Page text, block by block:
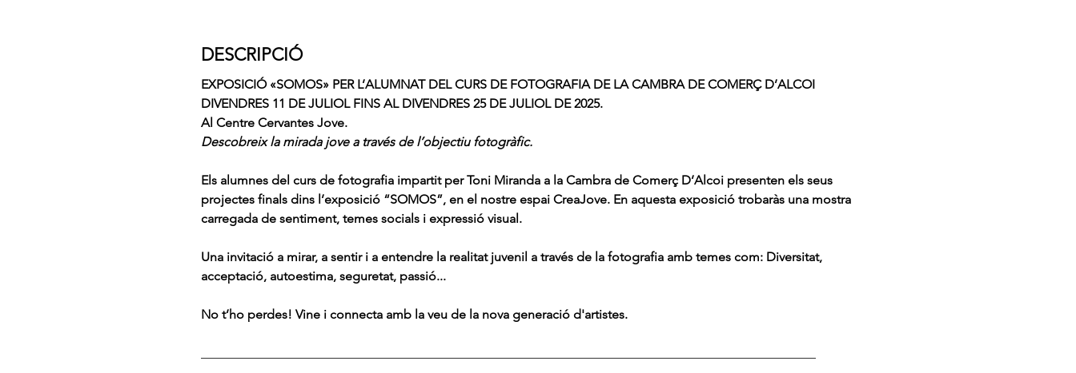
DESCRIPCIÓ
EXPOSICIÓ «SOMOS» PER L’ALUMNAT DEL CURS DE FOTOGRAFIA DE LA CAMBRA DE COMERÇ D’ALCOI
DIVENDRES 11 DE JULIOL FINS AL DIVENDRES 25 DE JULIOL DE 2025.
Al Centre Cervantes Jove.
Descobreix la mirada jove a través de l’objectiu fotogràfic.
Els alumnes del curs de fotografia impartit per Toni Miranda a la Cambra de Comerç D’Alcoi presenten els seus
projectes finals dins l’exposició “SOMOS”, en el nostre espai CreaJove. En aquesta exposició trobaràs una mostra
carregada de sentiment, temes socials i expressió visual.
Una invitació a mirar, a sentir i a entendre la realitat juvenil a través de la fotografia amb temes com: Diversitat,
acceptació, autoestima, seguretat, passió...
No t’ho perdes! Vine i connecta amb la veu de la nova generació d'artistes.